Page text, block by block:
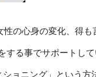
の心身の変化、得も
する事でサポートして
ョニング」という方